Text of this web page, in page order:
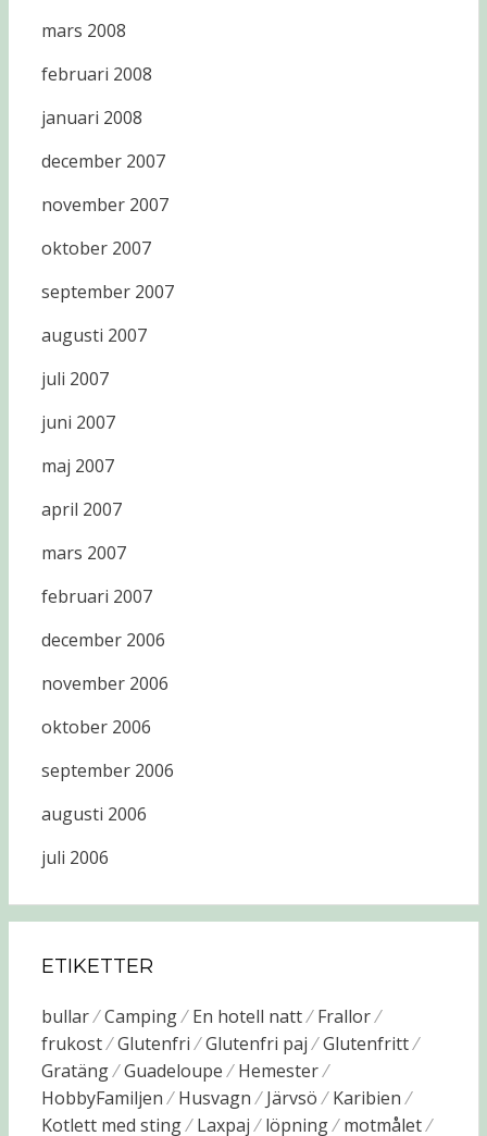
mars 2008
februari 2008
januari 2008
december 2007
november 2007
oktober 2007
september 2007
augusti 2007
juli 2007
juni 2007
maj 2007
april 2007
mars 2007
februari 2007
december 2006
november 2006
oktober 2006
september 2006
augusti 2006
juli 2006
ETIKETTER
bullar Camping En hotell natt
Frallor
frukost
Glutenfri Glutenfri paj
Glutenfritt
Gratäng
Guadeloupe
Hemester
HobbyFamiljen
Husvagn Järvsö
Karibien
Kotlett med sting
Laxpaj löpning motmålet